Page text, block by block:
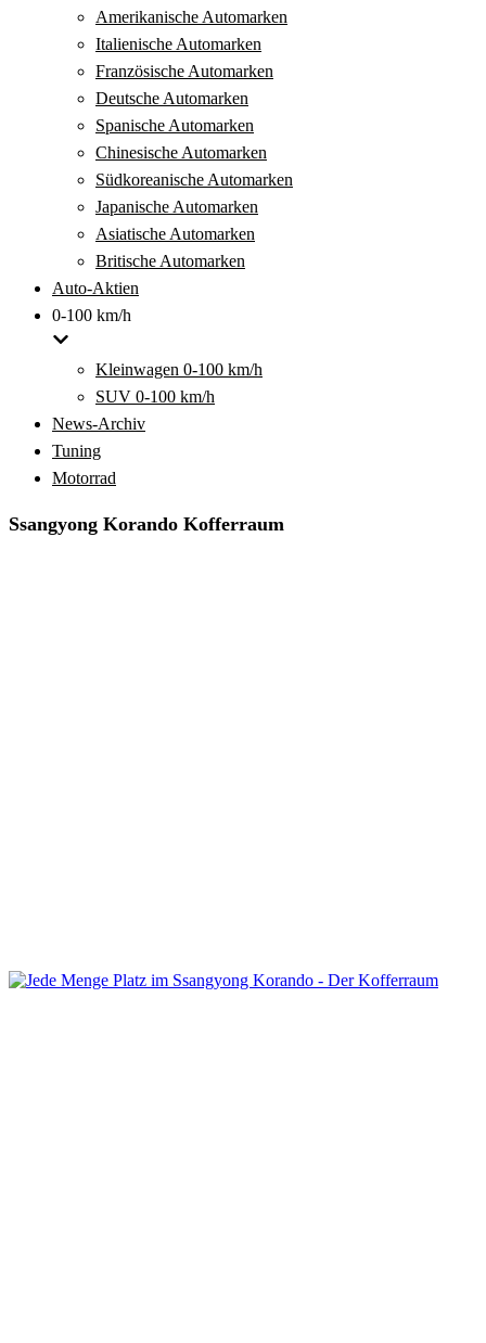
Amerikanische Automarken
Italienische Automarken
Französische Automarken
Deutsche Automarken
Spanische Automarken
Chinesische Automarken
Südkoreanische Automarken
Japanische Automarken
Asiatische Automarken
Britische Automarken
Auto-Aktien
0-100 km/h
Kleinwagen 0-100 km/h
SUV 0-100 km/h
News-Archiv
Tuning
Motorrad
Ssangyong Korando Kofferraum